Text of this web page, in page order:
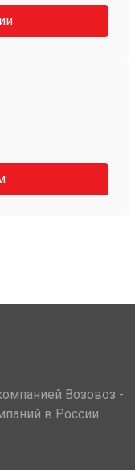
Возовоз -
в России